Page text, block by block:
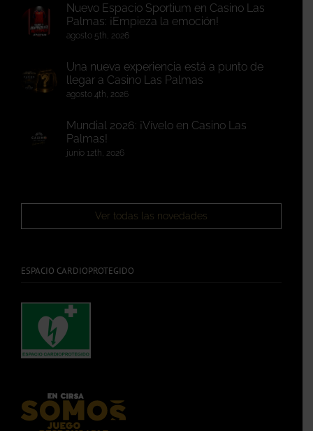
Nuevo Espacio Sportium en Casino Las
Palmas: ¡Empieza la emoción!
agosto 5th, 2026
Una nueva experiencia está a punto de
llegar a Casino Las Palmas
agosto 4th, 2026
Mundial 2026: ¡Vívelo en Casino Las
Palmas!
junio 12th, 2026
Ver todas las novedades
ESPACIO CARDIOPROTEGIDO